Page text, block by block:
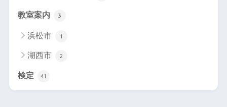
教室案内 3
浜松市 1
湖西市 2
検定 41